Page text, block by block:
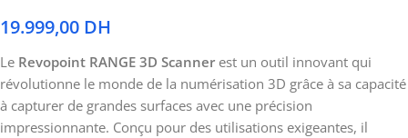
19.999,00 DH
Le Revopoint RANGE 3D Scanner est un outil innovant qui
révolutionne le monde de la numérisation 3D grâce à sa capacité
à capturer de grandes surfaces avec une précision
impressionnante. Conçu pour des utilisations exigeantes, il